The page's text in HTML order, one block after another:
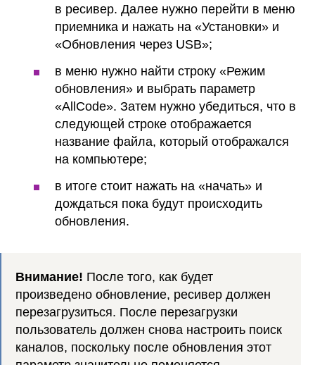
в ресивер. Далее нужно перейти в меню
приемника и нажать на «Установки» и
«Обновления через USB»;
в меню нужно найти строку «Режим
обновления» и выбрать параметр
«AllCode». Затем нужно убедиться, что в
следующей строке отображается
название файла, который отображался
на компьютере;
в итоге стоит нажать на «начать» и
дождаться пока будут происходить
обновления.
Внимание! После того, как будет
произведено обновление, ресивер должен
перезагрузиться. После перезагрузки
пользователь должен снова настроить поиск
каналов, поскольку после обновления этот